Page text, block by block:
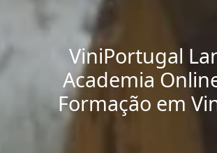
ViniPortugal
Academia
Formação em